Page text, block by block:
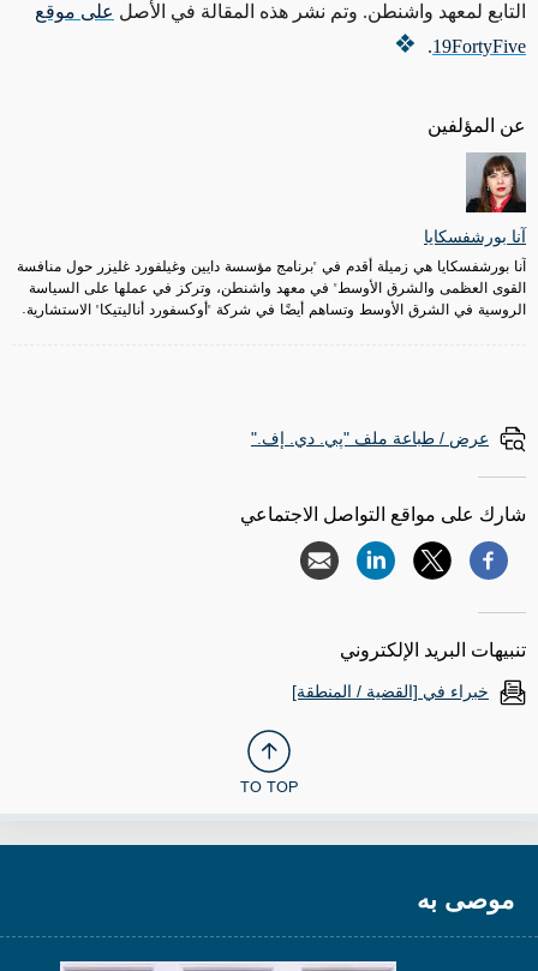
عن المؤلفين
آنا بورشفسكايا
آنا بورشفسكايا هي زميلة أقدم في "برنامج مؤسسة دايين وغيلفورد غليزر حول منافسة
القوى العظمى والشرق الأوسط" في معهد واشنطن، وتركز في عملها على السياسة
الروسية في الشرق الأوسط وتساهم أيضًا في شركة "أوكسفورد أناليتيكا" الاستشارية.
التابع لمعهد واشنطن. وتم نشر هذه المقالة في الأصل على موقع
19FortyFive
.
عرض / طباعة ملف "پي. دي. إف."
شارك على مواقع التواصل الاجتماعي
تنبيهات البريد الإلكتروني
خبراء في [القضية / المنطقة]
TO TOP
موصى به